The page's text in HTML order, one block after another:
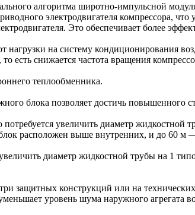
алгоритма широтно-импульсной
электродвигателя компрессора, что
Это обеспечивает более
нагрузки на систему кондиционирования
есть снижается частота вращения
теплообменника.
блока позволяет достичь повышенного
увеличить диаметр жидкостной
расположен выше внутренних, и до 60
диаметр жидкостной трубы на 1
защитных конструкций или на
уровень шума наружного агрегата